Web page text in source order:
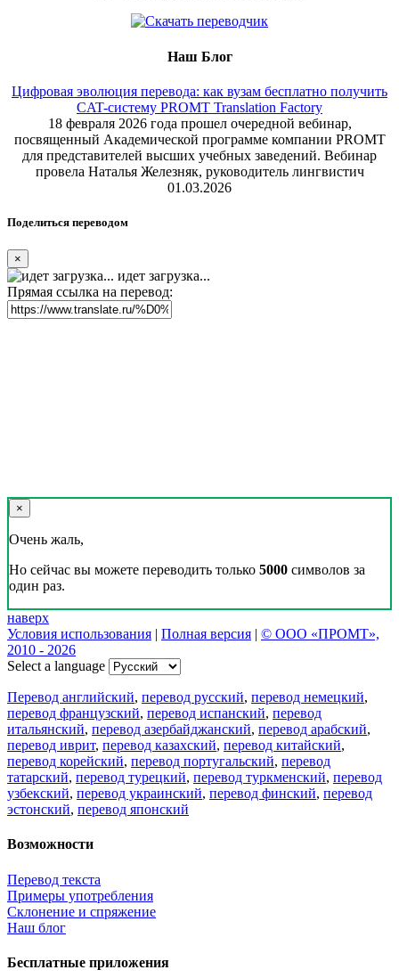
Наш Блог
Цифровая эволюция перевода: как вузам бесплатно получить
CAT-систему PROMT Translation Factory
18 февраля 2026 года прошел очередной вебинар,
посвященный Академической программе компании PROMT
для представителей высших учебных заведений. Вебинар
провела Наталья Железняк, руководитель лингвистич
01.03.2026
Поделиться переводом
×
идет загрузка...
Прямая ссылка на перевод:
×
Очень жаль,
Но сейчас вы можете переводить только 5000 символов за
один раз.
наверх
Условия использования | Полная версия | © ООО «ПРОМТ»,
2010 - 2026
Select a language
Перевод английский, перевод русский, перевод немецкий,
перевод французский, перевод испанский, перевод
итальянский, перевод азербайджанский, перевод арабский,
перевод иврит, перевод казахский, перевод китайский,
перевод корейский, перевод португальский, перевод
татарский, перевод турецкий, перевод туркменский, перевод
узбекский, перевод украинский, перевод финский, перевод
эстонский, перевод японский
Возможности
Перевод текста
Примеры употребления
Склонение и спряжение
Наш блог
Бесплатные приложения